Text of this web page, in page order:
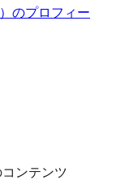
のプロフィー
ンテンツ